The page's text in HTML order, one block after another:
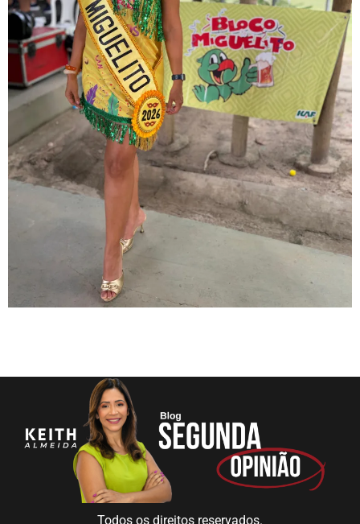
Todos os direitos reservados.